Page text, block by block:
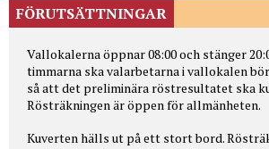
FÖRUTSÄTTNINGAR
Vallokalerna öppnar 08:00 och stänger
timmarna ska valarbetarna i vallokalen
så att det preliminära röstresultatet ska
Rösträkningen är öppen för allmänheten.
Kuverten hälls ut på ett stort bord.